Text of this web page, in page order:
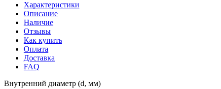
Характеристики
Описание
Наличие
Отзывы
Как купить
Оплата
Доставка
FAQ
Внутренний диаметр (d, мм)